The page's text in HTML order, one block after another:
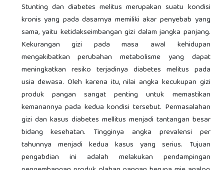
Stunting dan diabetes melitus merupakan suatu kondisi
kronis yang pada dasarnya memiliki akar penyebab yang
sama, yaitu ketidakseimbangan gizi dalam jangka panjang.
Kekurangan gizi pada masa awal kehidupan
mengakibatkan perubahan metabolisme yang dapat
meningkatkan resiko terjadinya diabetes melitus pada
usia dewasa. Oleh karena itu, nilai angka kecukupan gizi
produk pangan sangat penting untuk memastikan
kemanannya pada kedua kondisi tersebut. Permasalahan
gizi dan kasus diabetes mellitus menjadi tantangan besar
bidang kesehatan. Tingginya angka prevalensi per
tahunnya menjadi kedua kasus yang serius. Tujuan
pengabdian ini adalah melakukan pendampingan